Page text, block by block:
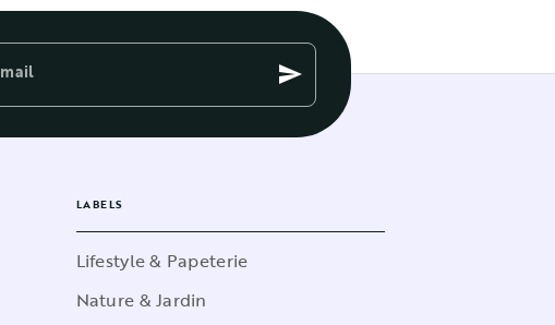
send
LABELS
Lifestyle & Papeterie
Nature & Jardin